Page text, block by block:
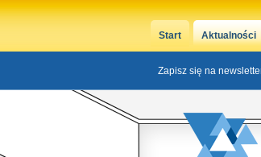
Start Aktualności
Zapisz się na